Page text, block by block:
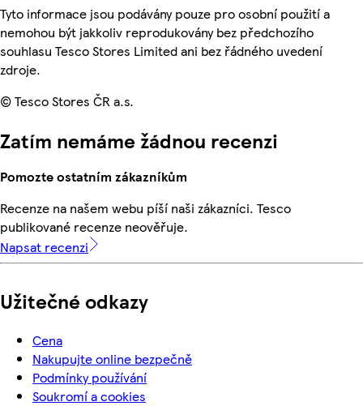
Tyto informace jsou podávány pouze pro osobní použití a
nemohou být jakkoliv reprodukovány bez předchozího
souhlasu Tesco Stores Limited ani bez řádného uvedení
zdroje.
© Tesco Stores ČR a.s.
Zatím nemáme žádnou recenzi
Pomozte ostatním zákazníkům
Recenze na našem webu píší naši zákazníci. Tesco
publikované recenze neověřuje.
Napsat recenzi
Užitečné odkazy
Cena
Nakupujte online bezpečně
Podmínky používání
Soukromí a cookies